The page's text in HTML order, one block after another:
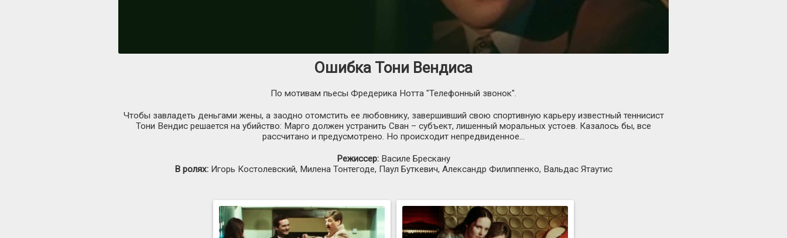
Ошибка Тони Вендиса
По мотивам пьесы Фредерика Нотта "Телефонный звонок".
Чтобы завладеть деньгами жены, а заодно отомстить ее любовнику, завершивший свою спортивную карьеру известный теннисист
Тони Вендис решается на убийство: Марго должен устранить Сван – субъект, лишенный моральных устоев. Казалось бы, все
рассчитано и предусмотрено. Но происходит непредвиденное...
Режиссер: Василе Брескану
В ролях: Игорь Костолевский, Милена Тонтегоде, Паул Буткевич, Александр Филиппенко, Вальдас Ятаутис